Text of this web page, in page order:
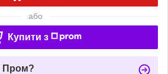
або
Купити з
Пром?